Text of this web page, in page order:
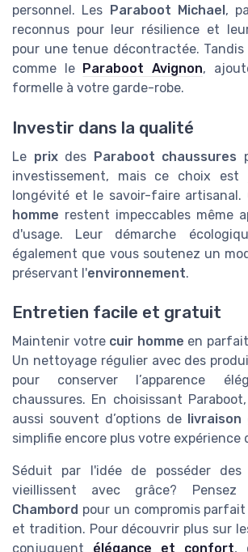
personnel. Les
Paraboot Michael ,
reconnus pour leur résilience et
pour une tenue décontractée. Tandis
comme le
Paraboot Avignon,
formelle à votre garde-robe.
Investir dans la qualité
Le prixdes Paraboot chaussures
investissement, mais ce choix
longévité et le savoir-faire artisanal.
homme restent impeccables même
d'usage. Leur démarche
également que vous soutenez un
préservant l'environnement.
Entretien facile et gratuit
Maintenir votre cuir homme en parfait
Un nettoyage régulier avec des
pour conserver l’apparence
chaussures. En choisissant
aussi souvent d’options de
simplifie encore plus votre expérience
Séduit par l'idée de posséder des
vieillissent avec grâce?
Chambord pour un compromis
et tradition. Pour découvrir plus sur
conjuguent élégance et confort,